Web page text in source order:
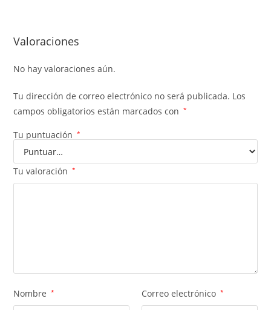
Valoraciones
No hay valoraciones aún.
Tu dirección de correo electrónico no será publicada. Los
campos obligatorios están marcados con
*
Tu puntuación *
Tu valoración *
Nombre * Correo electrónico *